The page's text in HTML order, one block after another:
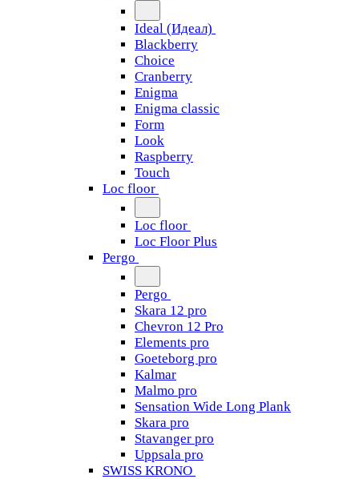
Ideal (Идеал)
Blackberry
Choice
Cranberry
Enigma
Enigma classic
Form
Look
Raspberry
Touch
Loc floor
Loc floor
Loc Floor Plus
Pergo
Pergo
Skara 12 pro
Chevron 12 Pro
Elements pro
Goeteborg pro
Kalmar
Malmo pro
Sensation Wide Long Plank
Skara pro
Stavanger pro
Uppsala pro
SWISS KRONO